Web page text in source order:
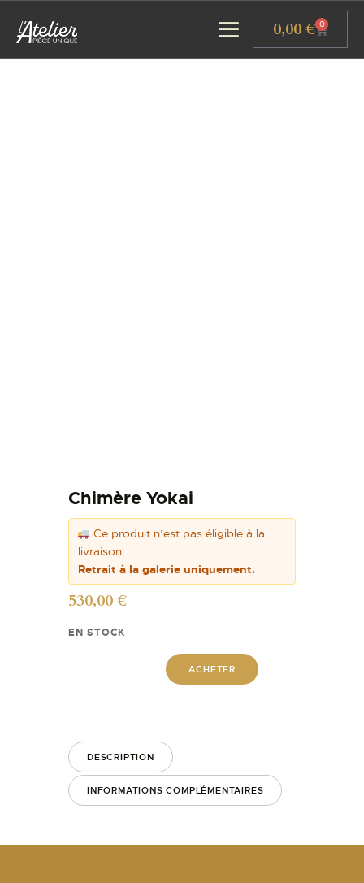
0,00€ 0
Chimère Yokai
Ce produit n’est pas éligible à la
livraison.
Retrait à la galerie uniquement.
530,00€
EN STOCK
ACHETER
DESCRIPTION
INFORMATIONS COMPLÉMENTAIRES